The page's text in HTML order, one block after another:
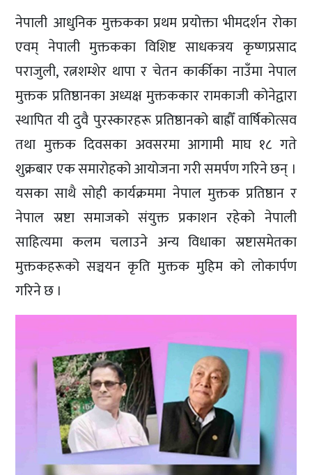
नेपाली आधुनिक मुक्तकका प्रथम प्रयोक्ता भीमदर्शन रोका
एवम् नेपाली मुक्तकका विशिष्ट साधकत्रय कृष्णप्रसाद
पराजुली, रत्नशम्शेर थापा र चेतन कार्कीका नाउँमा नेपाल
मुक्तक प्रतिष्ठानका अध्यक्ष मुक्तककार रामकाजी कोनेद्वारा
स्थापित यी दुवै पुरस्कारहरू प्रतिष्ठानको बाह्रौँ वार्षिकोत्सव
तथा मुक्तक दिवसका अवसरमा आगामी माघ १८ गते
शुक्रबार एक समारोहको आयोजना गरी समर्पण गरिने छन् ।
यसका साथै सोही कार्यक्रममा नेपाल मुक्तक प्रतिष्ठान र
नेपाल स्रष्टा समाजको संयुक्त प्रकाशन रहेको नेपाली
साहित्यमा कलम चलाउने अन्य विधाका स्रष्टासमेतका
मुक्तकहरूको सञ्चयन कृति मुक्तक मुहिम को लोकार्पण
गरिने छ ।